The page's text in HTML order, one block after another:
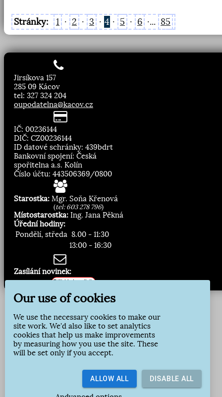
Stránky: 1 · 2 · 3 · 4 · 5 · 6 ·... 85
Jirsíkova 157
285 09 Kácov
tel: 327 324 204
oupodatelna@kacov.cz
IČ: 00236144
DIČ: CZ00236144
ID datové schránky: 439bdrt
Bankovní spojení: Česká
spořitelna a.s. Kolín
Číslo účtu: 443506369/0800
Starostka: Mgr. Soňa Křenová
(tel: 603 278 796)
Místostarostka: Ing. Jana Pěkná
Úřední hodiny:
Pondělí, středa 8.00 - 11:30
13:00 - 16:30
Zasílání novinek:
Přihlásit odběr
Our use of cookies
We use the necessary cookies to make our
site work. We'd also like to set analytics
cookies that help us make improvements
by measuring how you use the site. These
will be set only if you accept.
ALLOW ALL DISABLE ALL